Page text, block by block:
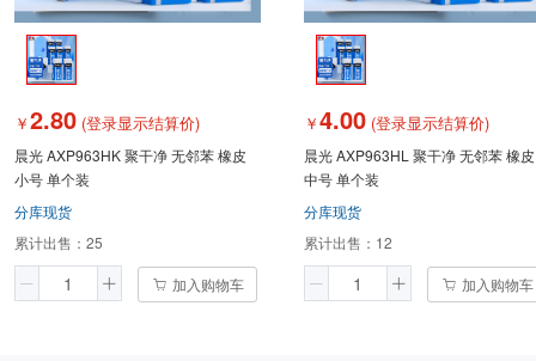
￥2.80 (登录显示结算价)
晨光 AXP963HK 聚干净 无邻苯 橡皮
小号 单个装
分库现货
累计出售： 25
加入购物车
￥4.00 (登录显示结算价)
晨光 AXP963HL 聚干净 无邻苯 橡皮
中号 单个装
分库现货
累计出售： 12
加入购物车